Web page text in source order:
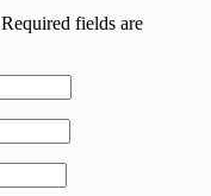
Required fields are